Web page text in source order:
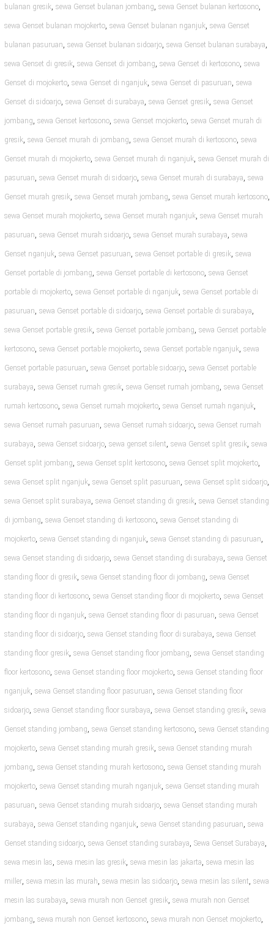
bulanan gresik, sewa Genset bulanan jombang, sewa Genset bulanan kertosono,
sewa Genset bulanan mojokerto, sewa Genset bulanan nganjuk, sewa Genset
bulanan pasuruan, sewa Genset bulanan sidoarjo, sewa Genset bulanan surabaya,
sewa Genset di gresik, sewa Genset di jombang, sewa Genset di kertosono, sewa
Genset di mojokerto, sewa Genset di nganjuk, sewa Genset di pasuruan, sewa
Genset di sidoarjo, sewa Genset di surabaya, sewa Genset gresik, sewa Genset
jombang, sewa Genset kertosono, sewa Genset mojokerto, sewa Genset murah di
gresik, sewa Genset murah di jombang, sewa Genset murah di kertosono, sewa
Genset murah di mojokerto, sewa Genset murah di nganjuk, sewa Genset murah di
pasuruan, sewa Genset murah di sidoarjo, sewa Genset murah di surabaya, sewa
Genset murah gresik, sewa Genset murah jombang, sewa Genset murah kertosono,
sewa Genset murah mojokerto, sewa Genset murah nganjuk, sewa Genset murah
pasuruan, sewa Genset murah sidoarjo, sewa Genset murah surabaya, sewa
Genset nganjuk, sewa Genset pasuruan, sewa Genset portable di gresik, sewa
Genset portable di jombang, sewa Genset portable di kertosono, sewa Genset
portable di mojokerto, sewa Genset portable di nganjuk, sewa Genset portable di
pasuruan, sewa Genset portable di sidoarjo, sewa Genset portable di surabaya,
sewa Genset portable gresik, sewa Genset portable jombang, sewa Genset portable
kertosono, sewa Genset portable mojokerto, sewa Genset portable nganjuk, sewa
Genset portable pasuruan, sewa Genset portable sidoarjo, sewa Genset portable
surabaya, sewa Genset rumah gresik, sewa Genset rumah jombang, sewa Genset
rumah kertosono, sewa Genset rumah mojokerto, sewa Genset rumah nganjuk,
sewa Genset rumah pasuruan, sewa Genset rumah sidoarjo, sewa Genset rumah
surabaya, sewa Genset sidoarjo, sewa genset silent, sewa Genset split gresik, sewa
Genset split jombang, sewa Genset split kertosono, sewa Genset split mojokerto,
sewa Genset split nganjuk, sewa Genset split pasuruan, sewa Genset split sidoarjo,
sewa Genset split surabaya, sewa Genset standing di gresik, sewa Genset standing
di jombang, sewa Genset standing di kertosono, sewa Genset standing di
mojokerto, sewa Genset standing di nganjuk, sewa Genset standing di pasuruan,
sewa Genset standing di sidoarjo, sewa Genset standing di surabaya, sewa Genset
standing floor di gresik, sewa Genset standing floor di jombang, sewa Genset
standing floor di kertosono, sewa Genset standing floor di mojokerto, sewa Genset
standing floor di nganjuk, sewa Genset standing floor di pasuruan, sewa Genset
standing floor di sidoarjo, sewa Genset standing floor di surabaya, sewa Genset
standing floor gresik, sewa Genset standing floor jombang, sewa Genset standing
floor kertosono, sewa Genset standing floor mojokerto, sewa Genset standing floor
nganjuk, sewa Genset standing floor pasuruan, sewa Genset standing floor
sidoarjo, sewa Genset standing floor surabaya, sewa Genset standing gresik, sewa
Genset standing jombang, sewa Genset standing kertosono, sewa Genset standing
mojokerto, sewa Genset standing murah gresik, sewa Genset standing murah
jombang, sewa Genset standing murah kertosono, sewa Genset standing murah
mojokerto, sewa Genset standing murah nganjuk, sewa Genset standing murah
pasuruan, sewa Genset standing murah sidoarjo, sewa Genset standing murah
surabaya, sewa Genset standing nganjuk, sewa Genset standing pasuruan, sewa
Genset standing sidoarjo, sewa Genset standing surabaya, Sewa Genset Surabaya,
sewa mesin las, sewa mesin las gresik, sewa mesin las jakarta, sewa mesin las
miller, sewa mesin las murah, sewa mesin las sidoarjo, sewa mesin las silent, sewa
mesin las surabaya, sewa murah non Genset gresik, sewa murah non Genset
jombang, sewa murah non Genset kertosono, sewa murah non Genset mojokerto,